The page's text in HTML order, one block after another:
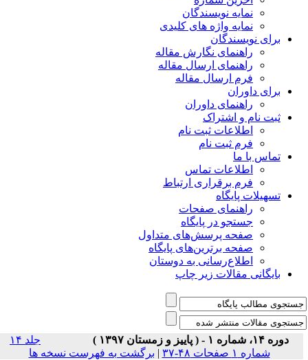
نمایه نویسندگان
نمایه واژه های کلیدی
برای نویسندگان
راهنمای نگارش مقاله
راهنمای ارسال مقاله
فرم ارسال مقاله
برای داوران
راهنمای داوران
ثبت نام و اشتراک
اطلاعات ثبت نام
فرم ثبت نام
تماس با ما
اطلاعات تماس
فرم برقراری ارتباط
تسهیلات پایگاه
راهنمای صفحات
جستجو در پایگاه
صفحه پرسش‌های متداول
صفحه برترین‌های پایگاه
اطلاع‌رسانی به دوستان
بایگانی مقالات زیر چاپ
دوره ۱۴، شماره ۱ - ( پاییز و زمستان ۱۳۹۷ )
جلد ۱۴
شماره ۱ صفحات ۴۸-۳۷
|برگشت به فهرست نسخه ها